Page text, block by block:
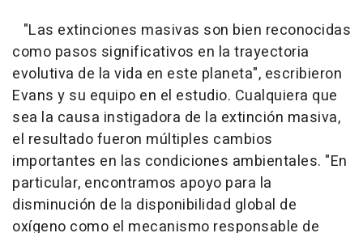
"Las extinciones masivas son bien reconocidas
como pasos significativos en la trayectoria
evolutiva de la vida en este planeta", escribieron
Evans y su equipo en el estudio. Cualquiera que
sea la causa instigadora de la extinción masiva,
el resultado fueron múltiples cambios
importantes en las condiciones ambientales. "En
particular, encontramos apoyo para la
disminución de la disponibilidad global de
oxígeno como el mecanismo responsable de